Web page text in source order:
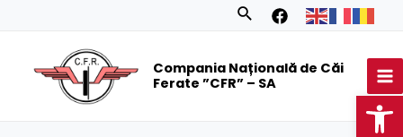
Search
Compania Națională de Căi
Ferate ”CFR” – SA